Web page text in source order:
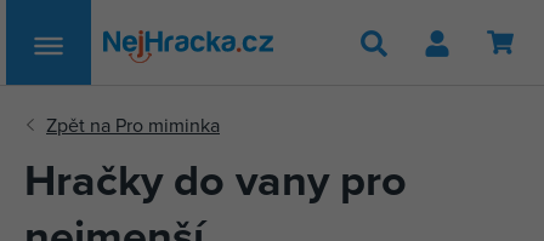
Hledat
Hračky do vany pro